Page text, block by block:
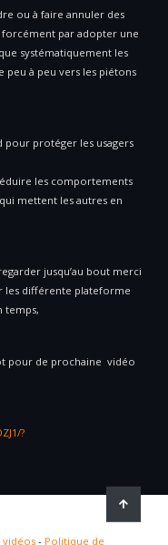
ou à faire annuler des
par adopter une
systématiquement les
peu à peu vers les piétons
pour protéger les usagers
les comportements
mettent les autres en
jusqu’au bout merci
les différente plateforme
temps,
pour de prochaine vidéo
?
vidéos- Politique de